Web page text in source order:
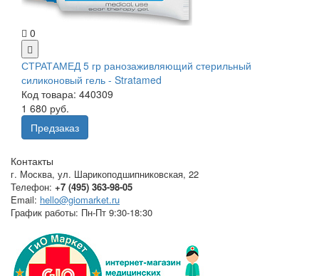
0
СТРАТАМЕД 5 гр ранозаживляющий стерильный
силиконовый гель - Stratamed
Код товара: 440309
1 680 руб.
Предзаказ
Контакты
г. Москва, ул. Шарикоподшипниковская, 22
Телефон: +7 (495) 363-98-05
Email: hello@giomarket.ru
График работы: Пн-Пт 9:30-18:30